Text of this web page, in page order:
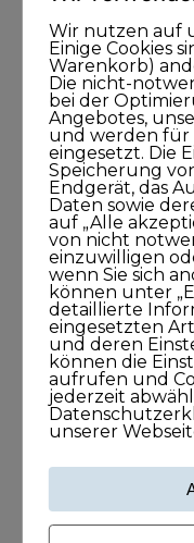
Robert
Leben,
Wir nutzen auf
Einige Cookies
Warenkorb)
Die nicht-
bei der
Angebotes,
und werden für
eingesetzt. Die
Speicherung
Endgerät, das
Daten sowie
auf „Alle
von nicht
einzuwilligen
wenn Sie sich
können unter
detaillierte
eingesetzten
und deren
können die
aufrufen und
jederzeit
unserer